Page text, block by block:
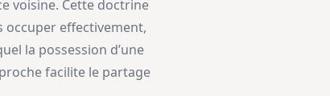
voisine. Cette doctrine
occuper effectivement,
la possession d’une
facilite le partage